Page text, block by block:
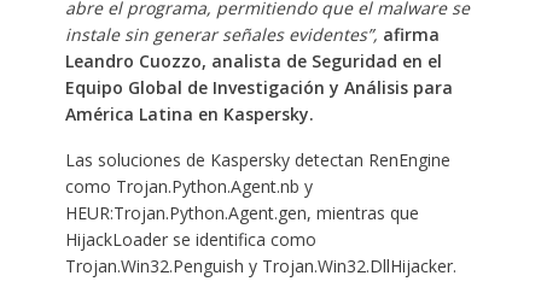
abre el programa, permitiendo que el malware se
instale sin generar señales evidentes”, afirma
Leandro Cuozzo, analista de Seguridad en el
Equipo Global de Investigación y Análisis para
América Latina en Kaspersky.
Las soluciones de Kaspersky detectan RenEngine
como Trojan.Python.Agent.nb y
HEUR:Trojan.Python.Agent.gen, mientras que
HijackLoader se identifica como
Trojan.Win32.Penguish y Trojan.Win32.DllHijacker.